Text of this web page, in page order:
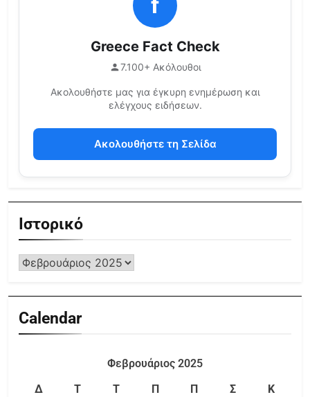
Greece Fact Check
7.100+ Ακόλουθοι
Ακολουθήστε μας για έγκυρη ενημέρωση και
ελέγχους ειδήσεων.
Ακολουθήστε τη Σελίδα
Ιστορικό
Calendar
Φεβρουάριος 2025
Δ
Τ Τ Π Π Σ
Κ